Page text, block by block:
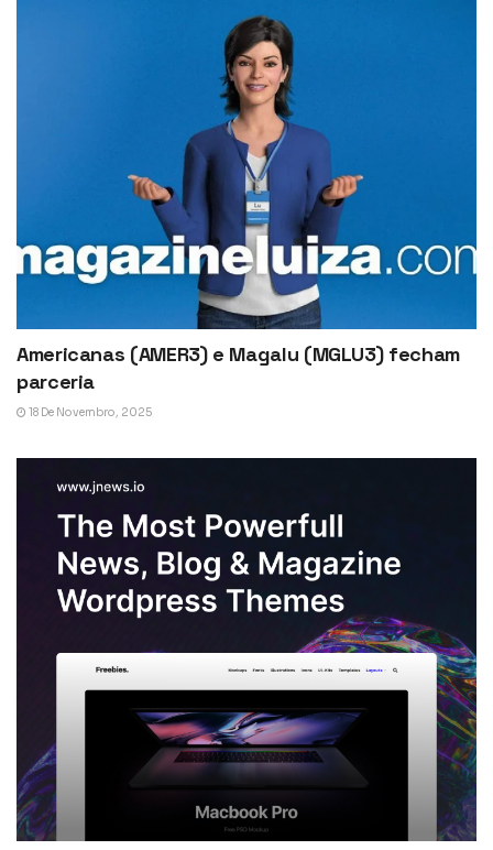
Americanas (AMER3) e Magalu (MGLU3) fecham
parceria
18 De Novembro, 2025